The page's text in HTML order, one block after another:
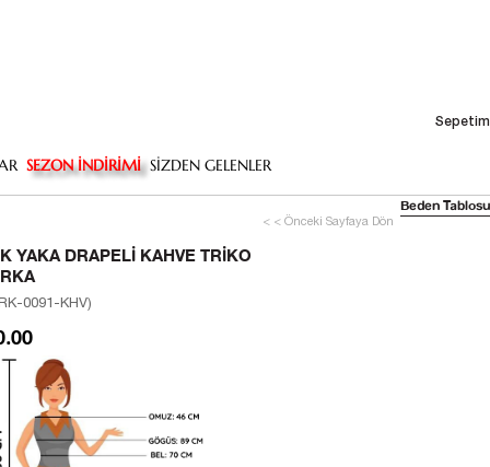
Sepetim
SEZON İNDİRİMİ SİZDEN GELENLER
< < Önceki Sayfaya Dön
YAKA DRAPELI KAHVE TRIKO
0091-KHV)
Beden Tablosu